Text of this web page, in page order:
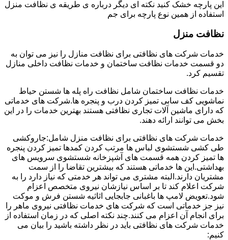
این پارچه خشک کنید نکته ای دیگر درباره ی طریقه ی نظافت منزل
استفاده از همین نوع پارچه برای جم
نظافت منزل
خدمات شرکت های نظافتی برای نظافت منازل را نیز می توان به
دو قسمت خدمات نظافت ساختمان و خدمات نظافت داخلی منازل
تقسیم کرد.
خدمات نظافت ساختمان شامل نظافت راه پله ها شستن حیاط
نماشویی کف سابی تمیز کردن درب و پنجره ها.شرکت های خدماتی
که دارای ماشین آلات تجاری نظافتی هستند بهترین خدمات را در این
بخش می توانند ارائه دهند.
خدمات شرکت های نظافتی برای نظافت منزل شامل:جاروکشی
طی کشی شستشوی لباس ها مرتب کردن کمدها تمیز کردن پنجره
ها تمیز کردن همه قسمت های آشپزخانه شستشوی سرویس های
بهداشتی.این ها خدماتی هستند که بیشترین تقاضا را از سمت
مشتریان دارند.البته مشتری می تواند هر خدمتی که نیاز دارد را به
شرکت اعلام کند تا بر اساس نیازشان نیروی متخصص اعزام
شود.تعویض لامپ ها باغبانی جابجایی اثاثیه شستن فرش و موکت
نیز جز خدماتی است که شرکت های خدمات نظافتی نیروی ماهر را
برای انجام آن اعزام می کنند.چند نکته اصلی که در زمان استفاده از
خدمات شرکت های نظافتی باید در نظر داشته باشید را بیان می
کنیم: